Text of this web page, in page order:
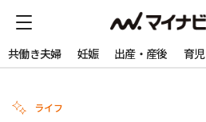
共働き夫婦 妊娠 出産・産後 育児
ライフ